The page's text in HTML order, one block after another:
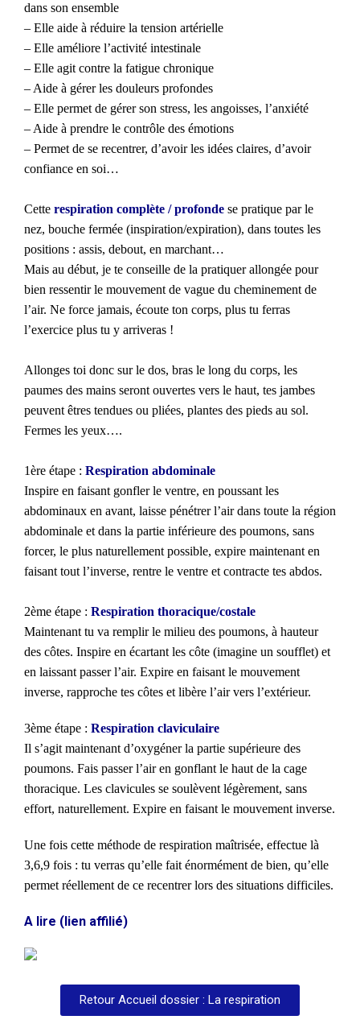
dans son ensemble
– Elle aide à réduire la tension artérielle
– Elle améliore l’activité intestinale
– Elle agit contre la fatigue chronique
– Aide à gérer les douleurs profondes
– Elle permet de gérer son stress, les angoisses, l’anxiété
– Aide à prendre le contrôle des émotions
– Permet de se recentrer, d’avoir les idées claires, d’avoir
confiance en soi…
Cette respiration complète / profonde se pratique par le
nez, bouche fermée (inspiration/expiration), dans toutes les
positions : assis, debout, en marchant…
Mais au début, je te conseille de la pratiquer allongée pour
bien ressentir le mouvement de vague du cheminement de
l’air. Ne force jamais, écoute ton corps, plus tu ferras
l’exercice plus tu y arriveras !
Allonges toi donc sur le dos, bras le long du corps, les
paumes des mains seront ouvertes vers le haut, tes jambes
peuvent êtres tendues ou pliées, plantes des pieds au sol.
Fermes les yeux….
1ère étape : Respiration abdominale
Inspire en faisant gonfler le ventre, en poussant les
abdominaux en avant, laisse pénétrer l’air dans toute la région
abdominale et dans la partie inférieure des poumons, sans
forcer, le plus naturellement possible, expire maintenant en
faisant tout l’inverse, rentre le ventre et contracte tes abdos.
2ème étape : Respiration thoracique/costale
Maintenant tu va remplir le milieu des poumons, à hauteur
des côtes. Inspire en écartant les côte (imagine un soufflet) et
en laissant passer l’air. Expire en faisant le mouvement
inverse, rapproche tes côtes et libère l’air vers l’extérieur.
3ème étape : Respiration claviculaire
Il s’agit maintenant d’oxygéner la partie supérieure des
poumons. Fais passer l’air en gonflant le haut de la cage
thoracique. Les clavicules se soulèvent légèrement, sans
effort, naturellement. Expire en faisant le mouvement inverse.
Une fois cette méthode de respiration maîtrisée, effectue là
3,6,9 fois : tu verras qu’elle fait énormément de bien, qu’elle
permet réellement de ce recentrer lors des situations difficiles.
A lire (lien affilié)
Retour Accueil dossier : La respiration